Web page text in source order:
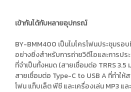
เข้ากันได้กับหลายอุปกรณ์
BY-BMM400 เป็นไมโครโฟนประชุมรอ
อย่างยิ่งสำหรับการถ่ายวิดีโอและการปร
ที่จำเป็นทั้งหมด (สายเชื่อมต่อ TRRS
สายเชื่อมต่อ Type-C to USB A ที่ทำให้
โฟน แท็บเล็ต พีซี และเครื่องเล่น MP3 แล